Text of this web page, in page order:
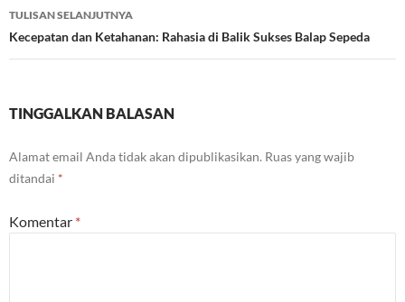
TULISAN SELANJUTNYA
Kecepatan dan Ketahanan: Rahasia di Balik Sukses Balap Sepeda
TINGGALKAN BALASAN
Alamat email Anda tidak akan dipublikasikan. Ruas yang wajib
ditandai *
Komentar *